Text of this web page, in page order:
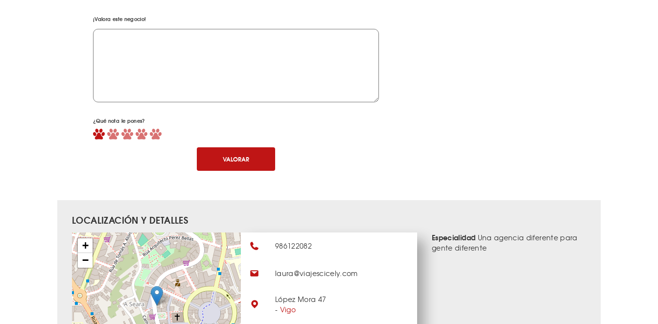
¡Valora este negocio!
¿Qué nota le pones?
VALORAR
LOCALIZACIÓN Y DETALLES
+
−
986122082
laura@viajescicely.com
López Mora 47
- Vigo
Especialidad Una agencia diferente para
gente diferente